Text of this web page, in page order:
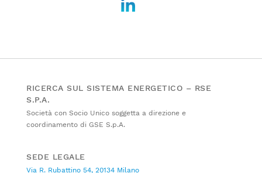
RICERCA SUL SISTEMA ENERGETICO – RSE
S.P.A.
Società con Socio Unico soggetta a direzione e
coordinamento di GSE S.p.A.
SEDE LEGALE
Via R. Rubattino 54, 20134 Milano